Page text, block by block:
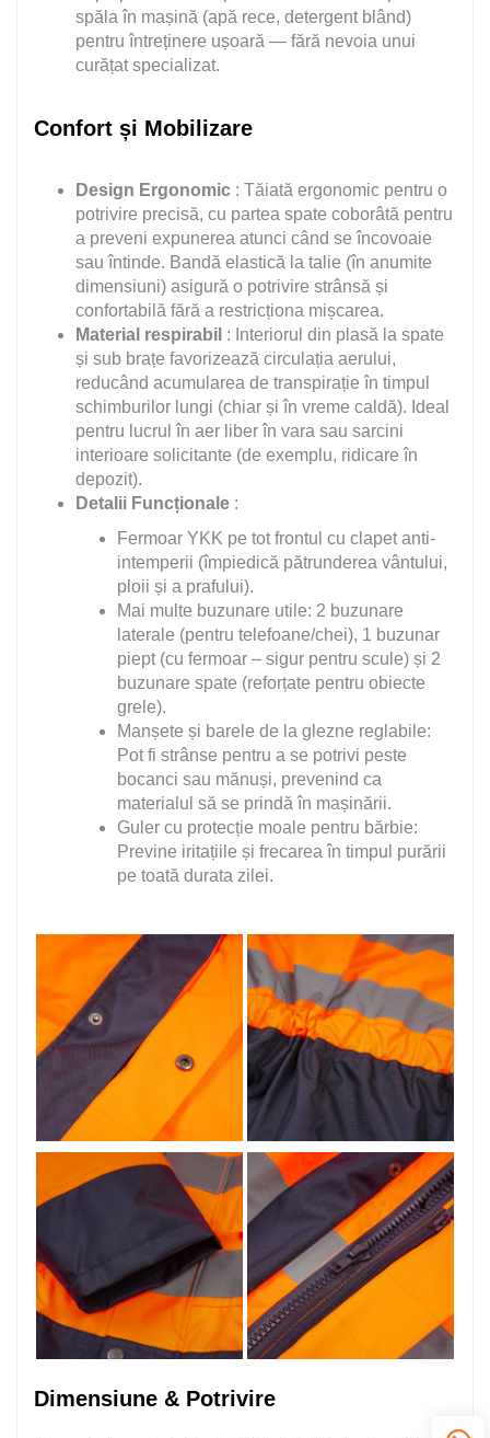
spăla în mașină (apă rece, detergent blând)
pentru întreținere ușoară — fără nevoia unui
curățat specializat.
Confort și Mobilizare
Design Ergonomic : Tăiată ergonomic pentru o
potrivire precisă, cu partea spate coborâtă pentru
a preveni expunerea atunci când se încovoaie
sau întinde. Bandă elastică la talie (în anumite
dimensiuni) asigură o potrivire strânsă și
confortabilă fără a restricționa mișcarea.
Material respirabil : Interiorul din plasă la spate
și sub brațe favorizează circulația aerului,
reducând acumularea de transpirație în timpul
schimburilor lungi (chiar și în vreme caldă). Ideal
pentru lucrul în aer liber în vara sau sarcini
interioare solicitante (de exemplu, ridicare în
depozit).
Detalii Funcționale :
Fermoar YKK pe tot frontul cu clapet anti-
intemperii (împiedică pătrunderea vântului,
ploii și a prafului).
Mai multe buzunare utile: 2 buzunare
laterale (pentru telefoane/chei), 1 buzunar
piept (cu fermoar – sigur pentru scule) și 2
buzunare spate (reforțate pentru obiecte
grele).
Manșete și barele de la glezne reglabile:
Pot fi strânse pentru a se potrivi peste
bocanci sau mănuși, prevenind ca
materialul să se prindă în mașinării.
Guler cu protecție moale pentru bărbie:
Previne iritațiile și frecarea în timpul purării
pe toată durata zilei.
Dimensiune & Potrivire